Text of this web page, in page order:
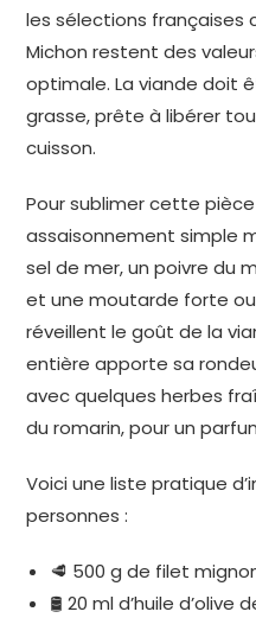
les sélections françaises
Michon restent des
optimale. La viande doit
grasse, prête à libérer
cuisson.
Pour sublimer cette
assaisonnement simple
sel de mer, un poivre du
et une moutarde forte ou
réveillent le goût de la
entière apporte sa
avec quelques herbes
du romarin, pour un
Voici une liste pratique
personnes :
🥩 500 g de filet
🛢️ 20 ml d’huile d’olive